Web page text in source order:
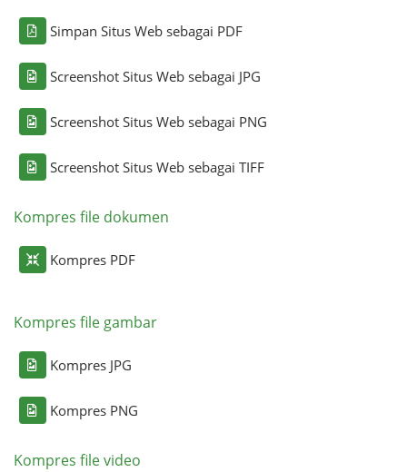
Simpan Situs Web sebagai PDF
Screenshot Situs Web sebagai JPG
Screenshot Situs Web sebagai PNG
Screenshot Situs Web sebagai TIFF
Kompres file dokumen
Kompres PDF
Kompres file gambar
Kompres JPG
Kompres PNG
Kompres file video